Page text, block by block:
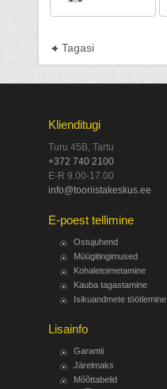
Tagasi
Klienditugi
Turu 45B, Tartu
+372 740 2100
E-R 9.00-17.00
info@tooriistakeskus.ee
E-poest tellimine
Ostujuhend
Müügitingimused
Kohaletoimetamine
Kauba tagastamine
Isikuandmete töötlemine
Lisainfo
Garantii
Järelmaks
Mõõttabelid